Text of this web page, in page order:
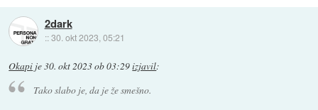
2dark
::30. okt 2023, 05:21
Okapi je30. okt 2023 ob 03:29izjavil:
Tako slabo je, da je že smešno.